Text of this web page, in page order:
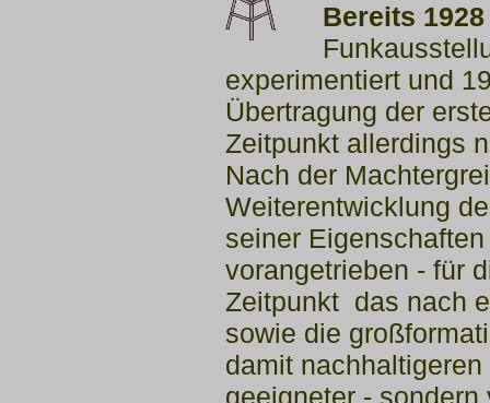
Bereits
experimentiert und
Übertragung der
Zeitpunkt allerdings
Nach der
Weiterentwicklung
seiner
vorangetrieben - für
Zeitpunkt das nach
sowie die
damit
geeigneter -